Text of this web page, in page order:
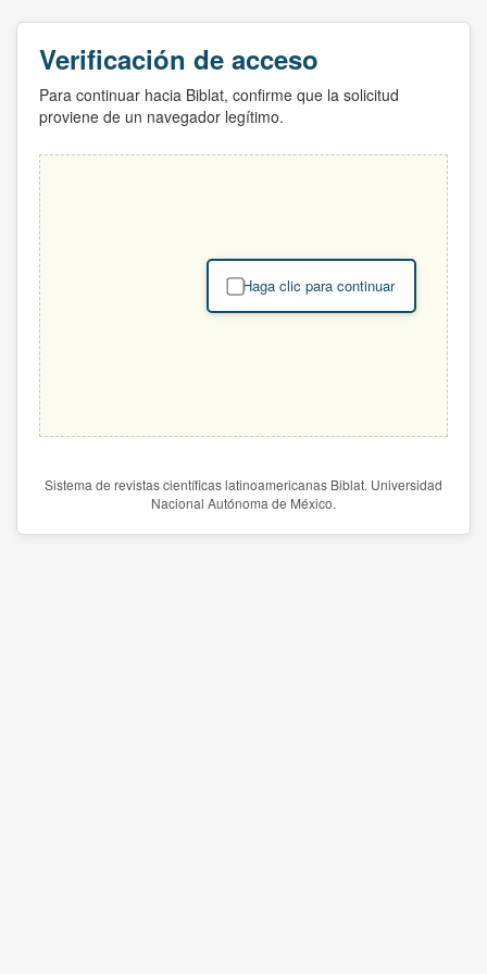
Verificación de acceso
Para continuar hacia Biblat, confirme que la solicitud
proviene de un navegador legítimo.
Haga clic para continuar
Sistema de revistas científicas latinoamericanas Biblat. Universidad
Nacional Autónoma de México.